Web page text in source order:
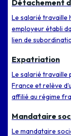
Détachement
Le salarié travaille
employeur établi
lien de
Expatriation
Le salarié travaille
France et relève
affilié au régime
Mandataire
Le mandataire